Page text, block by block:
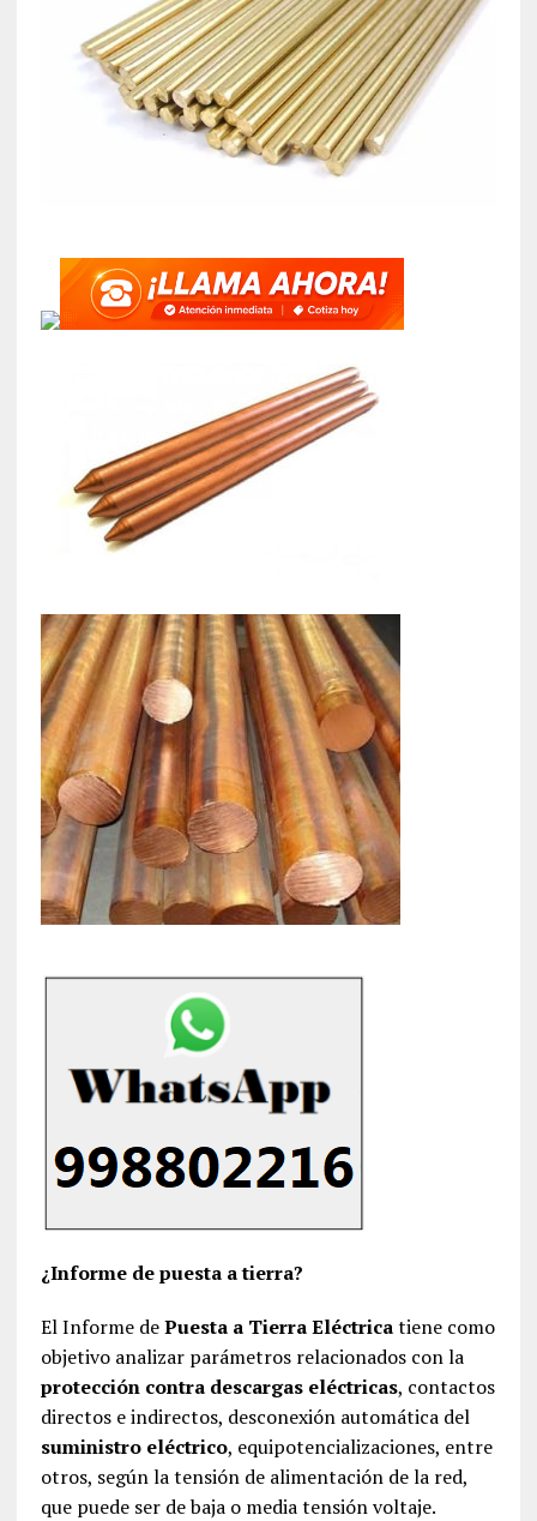
¿Informe de puesta a tierra?
El Informe dePuesta a Tierra Eléctricatiene como
objetivo analizar parámetros relacionados con la
protección contra descargas eléctricas, contactos
directos e indirectos, desconexión automática del
suministro eléctrico, equipotencializaciones, entre
otros, según la tensión de alimentación de la red,
que puede ser de baja o media tensión voltaje.